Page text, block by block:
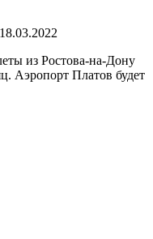
18.03.2022
из Ростова-на-Дону
Аэропорт Платов будет